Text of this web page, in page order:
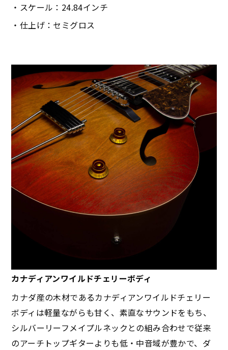
・スケール：24.84インチ
・仕上げ：セミグロス
カナディアンワイルドチェリーボディ
カナダ産の木材であるカナディアンワイルドチェリー
ボディは軽量ながらも甘く、素直なサウンドをもち、
シルバーリーフメイプルネックとの組み合わせで従来
のアーチトップギターよりも低・中音域が豊かで、ダ